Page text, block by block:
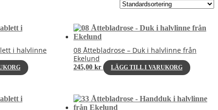
i halvlinne
08 Åttebladrose – Duk i halvlinne från
Ekelund
245,00 kr LÄGG TILL I VARUKORG